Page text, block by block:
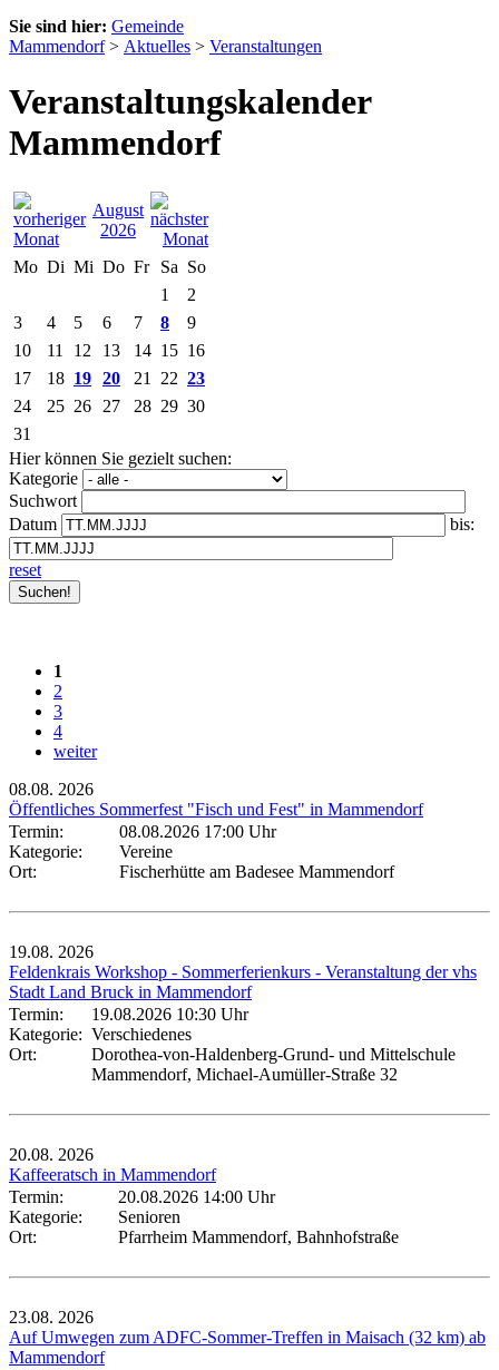
Sie sind hier: Gemeinde
Mammendorf> Aktuelles > Veranstaltungen
Veranstaltungskalender
Mammendorf
August
2026
Mo Di Mi Do Fr Sa So
1
2
3
4 5 6 7 8
9
10
11 12 13 14 15 16
17
18 19 20 21 22 23
24
25 26 27 28 29 30
31
Hier können Sie gezielt suchen:
Kategorie
Suchwort
Datum
bis:
reset
1
2
3
4
weiter
08.08. 2026
Öffentliches Sommerfest "Fisch und Fest" in Mammendorf
Termin:
08.08.2026 17:00 Uhr
Kategorie:
Vereine
Ort:
Fischerhütte am Badesee Mammendorf
19.08. 2026
Feldenkrais Workshop - Sommerferienkurs - Veranstaltung der vhs
Stadt Land Bruck in Mammendorf
Termin:
19.08.2026 10:30 Uhr
Kategorie: Verschiedenes
Ort:
Dorothea-von-Haldenberg-Grund- und Mittelschule
Mammendorf, Michael-Aumüller-Straße 32
20.08. 2026
Kaffeeratsch in Mammendorf
Termin:
20.08.2026 14:00 Uhr
Kategorie:
Senioren
Ort:
Pfarrheim Mammendorf, Bahnhofstraße
23.08. 2026
Auf Umwegen zum ADFC-Sommer-Treffen in Maisach (32 km) ab
Mammendorf